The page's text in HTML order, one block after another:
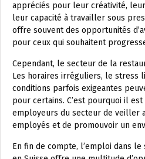
appréciés pour leur créativité,
leur capacité à travailler sous
offre souvent des opportunités
pour ceux qui souhaitent
Cependant, le secteur de la
Les horaires irréguliers, le stress
conditions parfois exigeantes
pour certains. C’est pourquoi il
employeurs du secteur de veiller
employés et de promouvoir un
En fin de compte, l’emploi dans